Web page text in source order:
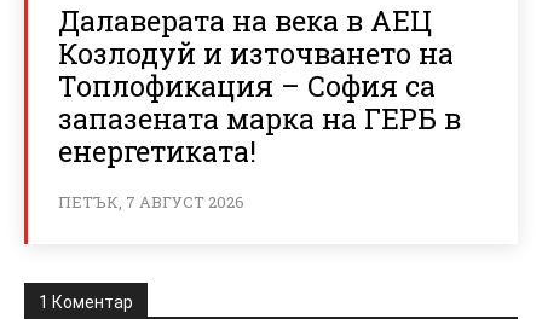
Далаверата на века в АЕЦ
Козлодуй и източването на
Топлофикация – София са
запазената марка на ГЕРБ в
енергетиката!
ПЕТЪК, 7 АВГУСТ 2026
1 Коментар